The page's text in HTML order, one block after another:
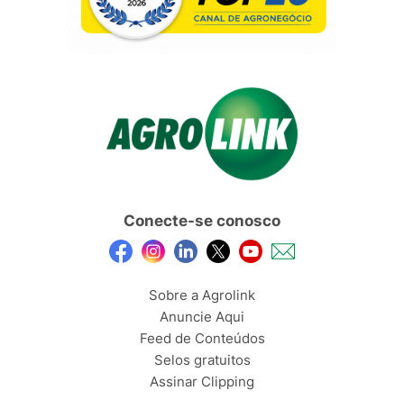
Conecte-se conosco
Sobre a Agrolink
Anuncie Aqui
Feed de Conteúdos
Selos gratuitos
Assinar Clipping